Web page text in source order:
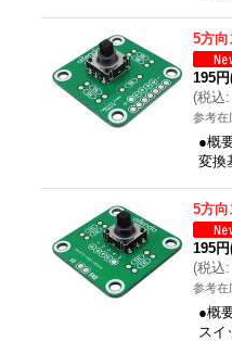
5方
195円
(税込:
参考在
●概
変換
5方
195円
(税込:
参考在
●概
スイ